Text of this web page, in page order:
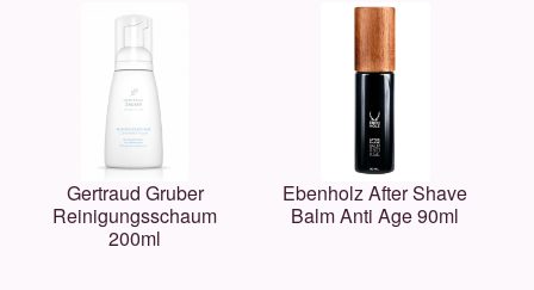
Gertraud Gruber
Reinigungsschaum
200ml
Ebenholz After Shave
Balm Anti Age 90ml